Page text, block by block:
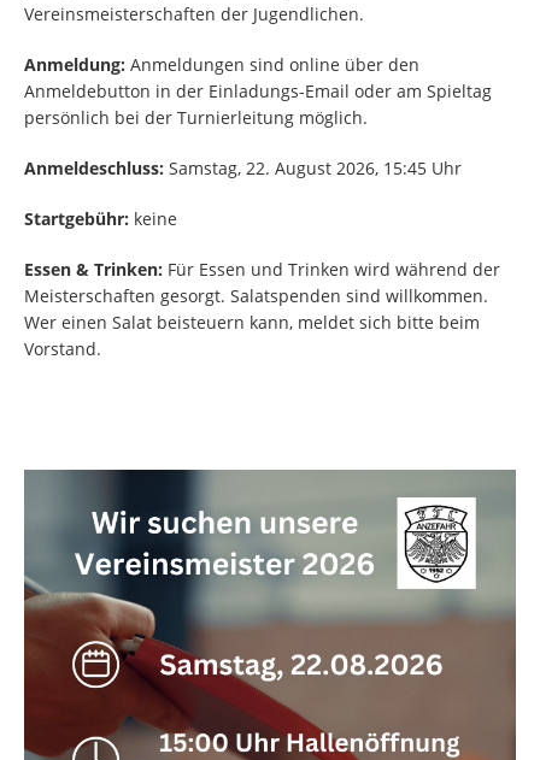
Vereinsmeisterschaften der Jugendlichen.
Anmeldung: Anmeldungen sind online über den
Anmeldebutton in der Einladungs-Email oder am Spieltag
persönlich bei der Turnierleitung möglich.
Anmeldeschluss: Samstag, 22. August 2026, 15:45 Uhr
Startgebühr: keine
Essen & Trinken: Für Essen und Trinken wird während der
Meisterschaften gesorgt. Salatspenden sind willkommen.
Wer einen Salat beisteuern kann, meldet sich bitte beim
Vorstand.